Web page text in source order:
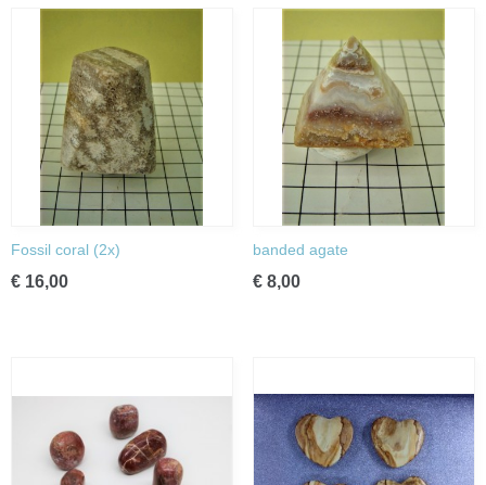
Fossil coral (2x)
€ 16,00
banded agate
€ 8,00